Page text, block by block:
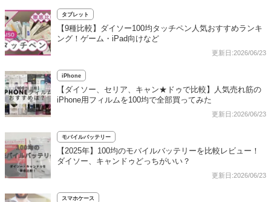
タブレット
【9種比較】ダイソー100均タッチペン人気おすすめランキ
ング！ゲーム・iPad向けなど
更新日:2026/06/23
iPhone
【ダイソー、セリア、キャン★ドゥで比較】人気売れ筋の
iPhone用フィルムを100均で全部買ってみた
更新日:2026/06/23
モバイルバッテリー
【2025年】100均のモバイルバッテリーを比較レビュー！
ダイソー、キャンドゥどっちがいい？
更新日:2026/06/23
スマホケース